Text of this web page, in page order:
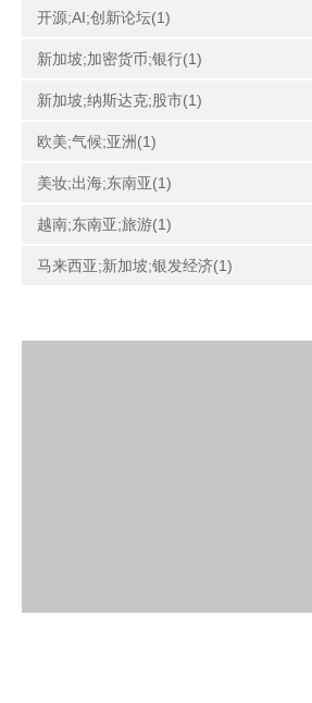
开源;AI;创新论坛(1)
新加坡;加密货币;银行(1)
新加坡;纳斯达克;股市(1)
欧美;气候;亚洲(1)
美妆;出海;东南亚(1)
越南;东南亚;旅游(1)
马来西亚;新加坡;银发经济(1)